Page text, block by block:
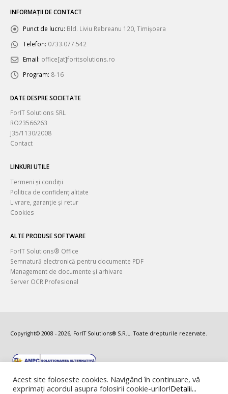
INFORMAȚII DE CONTACT
Punct de lucru: Bld. Liviu Rebreanu 120, Timișoara
Telefon: 0733.077.542
Email: office[at]foritsolutions.ro
Program: 8-16
DATE DESPRE SOCIETATE
ForIT Solutions SRL
RO23566263
J35/1130/2008
Contact
LINKURI UTILE
Termeni și condiții
Politica de confidențialitate
Livrare, garanție și retur
Cookies
ALTE PRODUSE SOFTWARE
ForIT Solutions® Office
Semnatură electronică pentru documente PDF
Management de documente și arhivare
Server OCR Profesional
Copyright© 2008 - 2026, ForIT Solutions® S.R.L. Toate drepturile rezervate.
Acest site foloseste cookies. Navigând în continuare, vă
exprimați acordul asupra folosirii cookie-urilor!Detalii...